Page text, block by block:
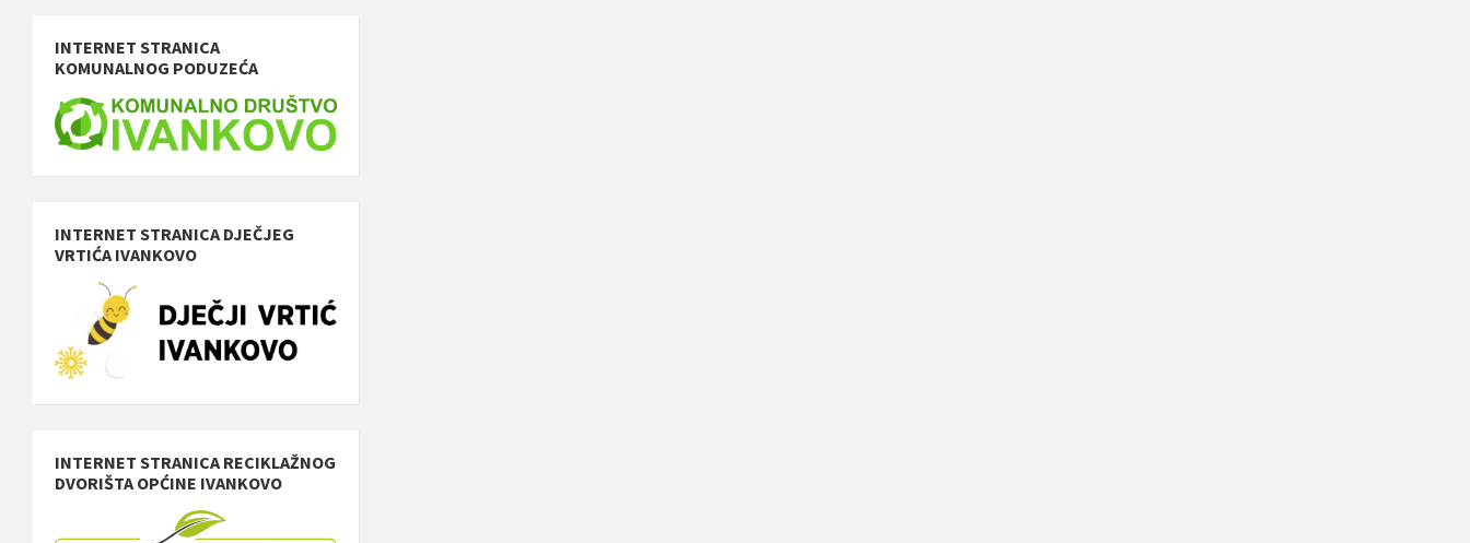
INTERNET STRANICA
KOMUNALNOG PODUZEĆA
INTERNET STRANICA DJEČJEG
VRTIĆA IVANKOVO
INTERNET STRANICA RECIKLAŽNOG
DVORIŠTA OPĆINE IVANKOVO